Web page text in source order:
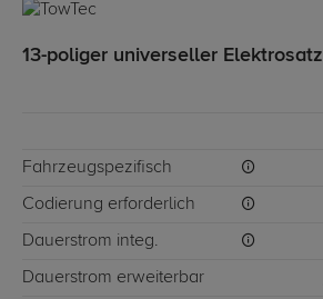
13-poliger universeller Elektrosatz
Fahrzeugspezifisch
Codierung erforderlich
Dauerstrom integ.
Dauerstrom erweiterbar